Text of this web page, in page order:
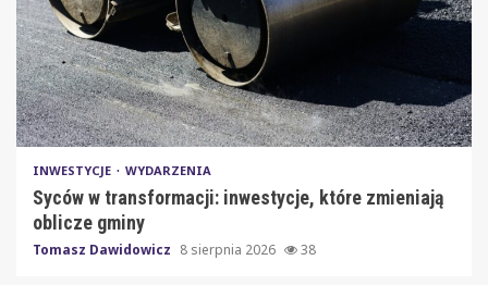
INWESTYCJE WYDARZENIA
Syców w transformacji: inwestycje, które zmieniają
oblicze gminy
Tomasz Dawidowicz 8 sierpnia 2026 38